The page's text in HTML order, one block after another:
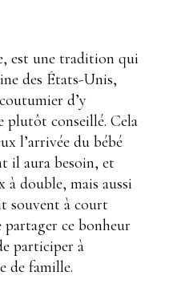
est une tradition qui
des États-Unis,
d’y
plutôt conseillé. Cela
l’arrivée du bébé
il aura besoin, et
à double, mais aussi
souvent à court
partager ce bonheur
participer à
de famille.